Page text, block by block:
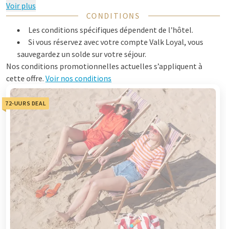
Voir plus
CONDITIONS
Les conditions spécifiques dépendent de l'hôtel.
Si vous réservez avec votre compte Valk Loyal, vous
sauvegardez un solde sur votre séjour.
Nos conditions promotionnelles actuelles s’appliquent à
cette offre. Voir nos conditions
72-UURS DEAL